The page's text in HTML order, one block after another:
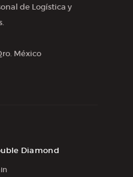
de Logística y
México
Diamond